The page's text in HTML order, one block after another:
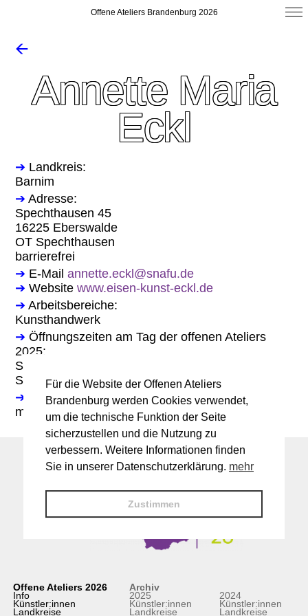
Offene Ateliers Brandenburg 2026
🡨
Annette Maria
Eckl
➔ Landkreis:
Barnim
➔ Adresse:
Spechthausen 45
16225 Eberswalde
OT Spechthausen
barrierefrei
➔ E-Mailannette.eckl@snafu.de
➔ Websitewww.eisen-kunst-eckl.de
➔ Arbeitsbereiche:
Kunsthandwerk
➔ Öffnungszeiten am Tag der offenen Ateliers
2025:
Sa. 14-18 Uhr
So. 11-18 Uhr
➔
Gastkünstler:innen:
mit Gästen
Offene Ateliers 2026
Info
Künstler:innen
Landkreise
Archiv
2025
Künstler:innen
Landkreise
2024
Künstler:innen
Landkreise
Für die Website der Offenen Ateliers
Brandenburg werden Cookies verwendet,
um die technische Funktion der Seite
sicherzustellen und die Nutzung zu
verbessern. Weitere Informationen finden
Sie in unserer Datenschutzerklärung. mehr
Zustimmen